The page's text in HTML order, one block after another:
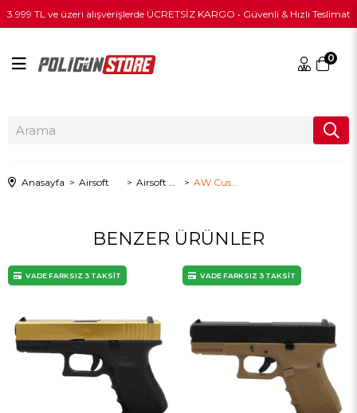
3.999 TL ve üzeri alışverişlerde ÜCRETSİZ KARGO • Güvenli & Hızlı Teslimat
0
Anasayfa Airsoft
BENZER ÜRÜNLER
VADE FARKSIZ 3 TAKSİT VADE FARKSIZ 3 TAKSİT